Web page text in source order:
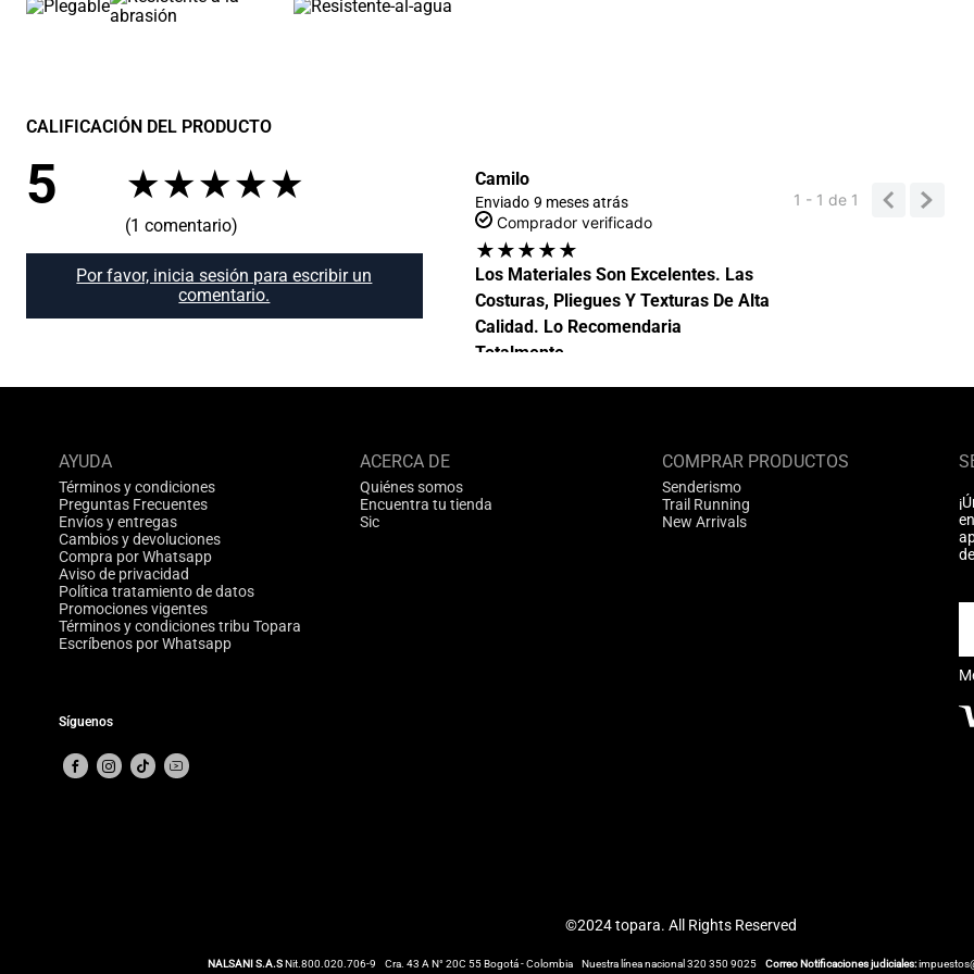
CALIFICACIÓN DEL PRODUCTO
★★★★★
5
(1 comentario)
Por favor, inicia sesión para escribir un
comentario.
★★★★★
Comprador verificado
Enviado 9 meses atrás
Camilo
Los Materiales Son Excelentes. Las
Costuras, Pliegues Y Texturas De Alta
Calidad. Lo Recomendaria
Totalmente
1 - 1 de 1
AYUDA
Términos y condiciones
Preguntas Frecuentes
Envíos y entregas
Cambios y devoluciones
Compra por Whatsapp
Aviso de privacidad
Política tratamiento de datos
Promociones vigentes
Términos y condiciones tribu Topara
Escríbenos por Whatsapp
ACERCA DE
Quiénes somos
Encuentra tu tienda
Sic
COMPRAR PRODUCTOS
Senderismo
Trail Running
New Arrivals
Síguenos
©2024 topara. All Rights Reserved
NALSANI S.A.SNit.800.020.706-9 Cra. 43 A N° 20C 55 Bogotá - Colombia Nuestra línea nacional 320 350 9025 Correo Notificaciones judiciales: